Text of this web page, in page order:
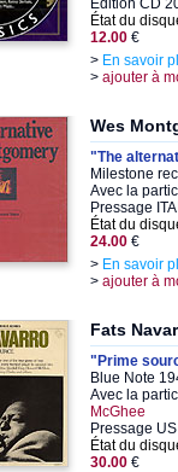
Edition CD
État du
12.00 €
> En savoir
> ajouter à
Wes
"The
Milestone
Avec la
Pressage
État du
24.00 €
> En savoir
> ajouter à
Fats
"Prime
Blue Note
Avec la
McGhee
Pressage
État du
30.00 €